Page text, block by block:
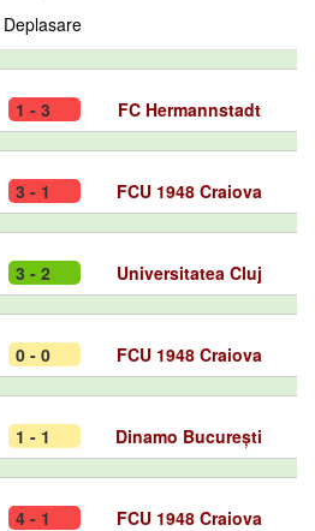
Deplasare
1 - 3 FC Hermannstadt
3 - 1 FCU 1948 Craiova
3 - 2 Universitatea Cluj
0 - 0 FCU 1948 Craiova
1 - 1 Dinamo București
4 - 1 FCU 1948 Craiova